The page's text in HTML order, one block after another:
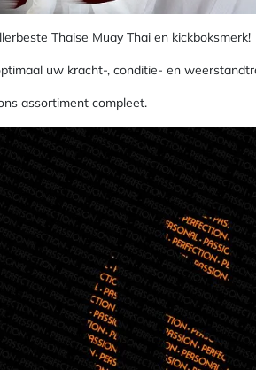
Thaise Muay Thai en kickboksmerk!
uw kracht-, conditie- en
assortiment compleet.